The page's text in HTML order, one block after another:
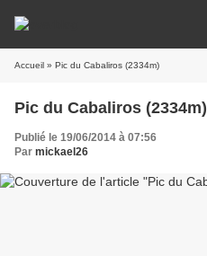
Accueil » Pic du Cabaliros (2334m)
Pic du Cabaliros (2334m)
Publié le 19/06/2014 à 07:56
Par mickael26